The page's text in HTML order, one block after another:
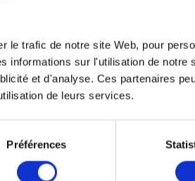
le trafic de notre site Web, pour
informations sur l'utilisation de notre
et d'analyse. Ces partenaires
de leurs services.
Préférences
D400 II